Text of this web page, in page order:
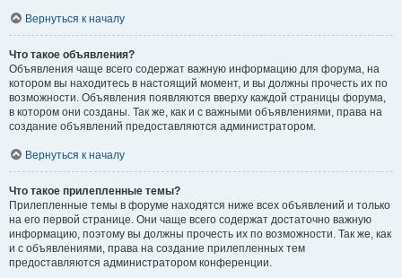
Вернуться к началу
Что такое объявления?
Объявления чаще всего содержат важную информацию для форума, на
котором вы находитесь в настоящий момент, и вы должны прочесть их по
возможности. Объявления появляются вверху каждой страницы форума,
в котором они созданы. Так же, как и с важными объявлениями, права на
создание объявлений предоставляются администратором.
Вернуться к началу
Что такое прилепленные темы?
Прилепленные темы в форуме находятся ниже всех объявлений и только
на его первой странице. Они чаще всего содержат достаточно важную
информацию, поэтому вы должны прочесть их по возможности. Так же, как
и с объявлениями, права на создание прилепленных тем
предоставляются администратором конференции.